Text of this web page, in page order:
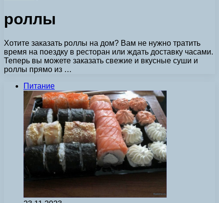
роллы
Хотите заказать роллы на дом? Вам не нужно тратить
время на поездку в ресторан или ждать доставку часами.
Теперь вы можете заказать свежие и вкусные суши и
роллы прямо из …
Питание